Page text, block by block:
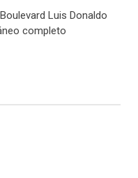
Luis Donaldo
completo